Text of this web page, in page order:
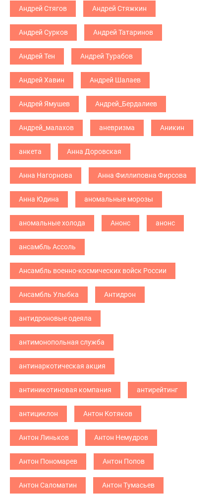
Андрей Стягов Андрей Стяжкин
Андрей Сурков Андрей Татаринов
Андрей Тен Андрей Турабов
Андрей Хавин Андрей Шалаев
Андрей Ямушев Андрей_Бердалиев
Андрей_малахов аневризма Аникин
анкета Анна Доровская
Анна Нагорнова Анна Филлиповна Фирсова
Анна Юдина аномальные морозы
аномальные холода Анонс анонс
ансамбль Ассоль
Ансамбль военно-космических войск России
Ансамбль Улыбка Антидрон
антидроновые одеяла
антимонопольная служба
антинаркотическая акция
антиникотиновая компания антирейтинг
антициклон Антон Котяков
Антон Линьков Антон Немудров
Антон Пономарев Антон Попов
Антон Саломатин Антон Тумасьев